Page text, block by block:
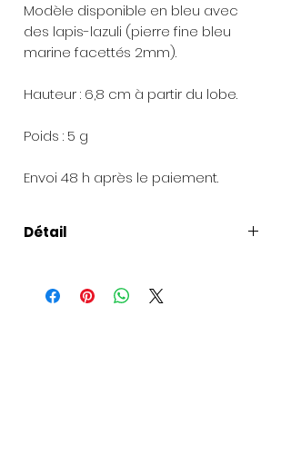
Modèle disponible en bleu avec
des lapis-lazuli (pierre fine bleu
marine facettés 2mm).
Hauteur : 6,8 cm à partir du lobe.
Poids : 5 g
Envoi 48 h après le paiement.
Détail
en argent 925 (2 cm de large, 5
mm de haut), chaîne en argent